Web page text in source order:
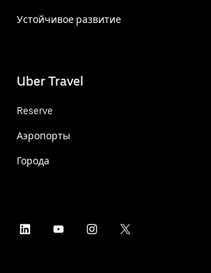
Устойчивое развитие
Uber Travel
Reserve
Аэропорты
Города